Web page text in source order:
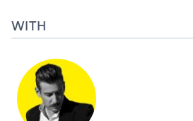
WITH